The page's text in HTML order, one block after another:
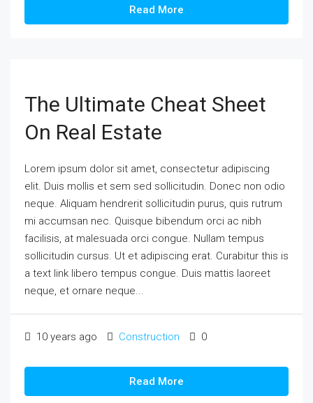
Read More
The Ultimate Cheat Sheet
On Real Estate
Lorem ipsum dolor sit amet, consectetur adipiscing
elit. Duis mollis et sem sed sollicitudin. Donec non odio
neque. Aliquam hendrerit sollicitudin purus, quis rutrum
mi accumsan nec. Quisque bibendum orci ac nibh
facilisis, at malesuada orci congue. Nullam tempus
sollicitudin cursus. Ut et adipiscing erat. Curabitur this is
a text link libero tempus congue. Duis mattis laoreet
neque, et ornare neque...
10 years ago Construction 0
Read More